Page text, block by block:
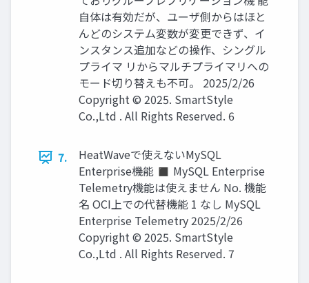
自体は有効だが、ユーザ側からはほと
んどのシステム変数が変更できず、イ
ンスタンス追加などの操作、シングル
プライマ リからマルチプライマリへの
モード切り替えも不可。 2025/2/26
Copyright © 2025. SmartStyle
Co.,Ltd . All Rights Reserved. 6
7.
HeatWaveで使えないMySQL
Enterprise機能 ◼ MySQL Enterprise
Telemetry機能は使えません No. 機能
名 OCI上での代替機能 1 なし MySQL
Enterprise Telemetry 2025/2/26
Copyright © 2025. SmartStyle
Co.,Ltd . All Rights Reserved. 7